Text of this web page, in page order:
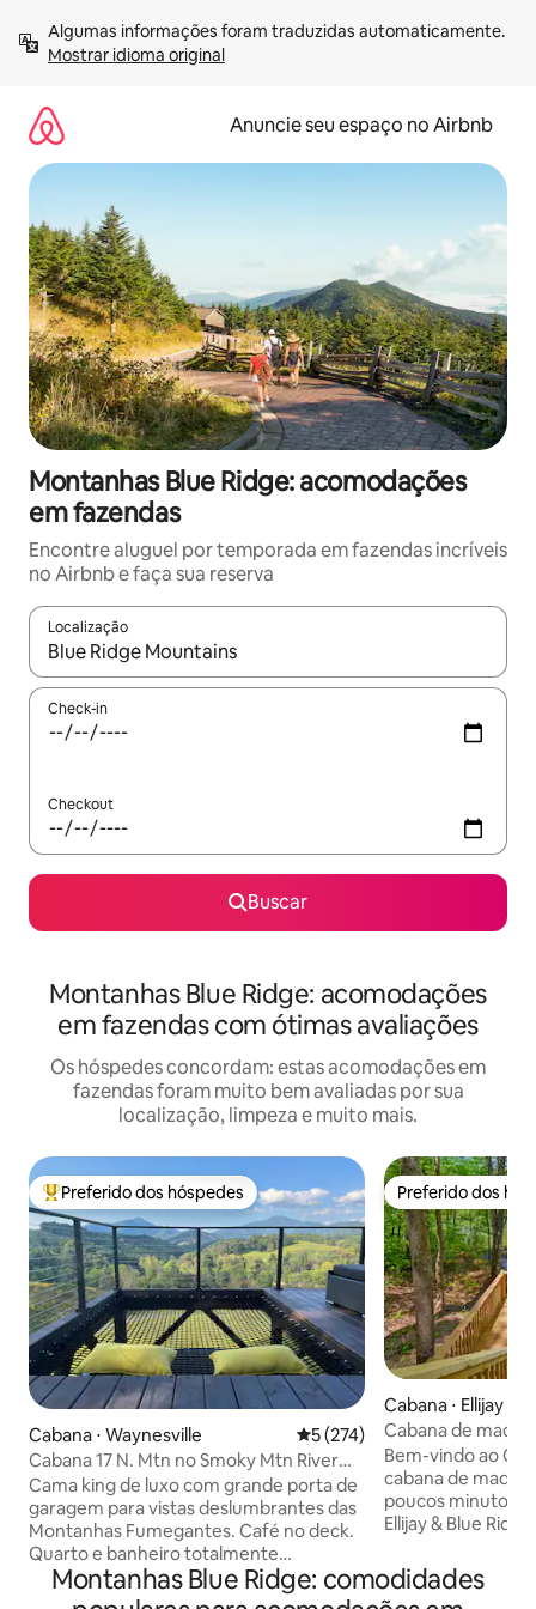
para
Mostrar idioma original
Anuncie seu espaço no Airbnb
Montanhas Blue Ridge: acomodações
em fazendas
Encontre aluguel por temporada em fazendas incríveis
no Airbnb e faça sua reserva
Localização
Quando os resultados estiverem disponíveis, explore-os
Check-in
Checkout
Buscar
Montanhas Blue Ridge: acomodações
em fazendas com ótimas avaliações
Os hóspedes concordam: estas acomodações em
fazendas foram muito bem avaliadas por sua
localização, limpeza e muito mais.
Entre os melhores preferidos dos hóspedes
Preferido dos hóspedes
Cabana ⋅ Waynesville 5 de uma avaliação média de
5 (274)
Cabana 17 N. Mtn no Smoky Mtn River
Ranch
Cama king de luxo com grande porta de
garagem para vistas deslumbrantes das
Montanhas Fumegantes. Café no deck.
Quarto e banheiro totalmente
mobiliados, produtos de banho Paya, ar-
condicionado/aquecedor, cozinha
Preferido dos
Preferido dos
Cabana ⋅ Ellijay
Cabana de
lago | Banheira
lareira
Bem-vindo ao
cabana de
poucos minutos
Ellijay & Blue Ridge Com uma nova
deck elevado com
localização
Montanhas Blue Ridge: comodidades